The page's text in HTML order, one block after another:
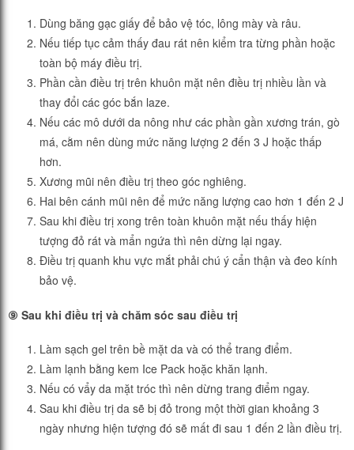
Dùng băng gạc giấy để bảo vệ tóc, lông mày và râu.
Nếu tiếp tục cảm thấy đau rát nên kiểm tra từng phần hoặc
toàn bộ máy điều trị.
Phần cần điều trị trên khuôn mặt nên điều trị nhiều lần và
thay đổi các góc bắn laze.
Nếu các mô dưới da nông như các phần gần xương trán, gò
má, cằm nên dùng mức năng lượng 2 đến 3 J hoặc thấp
hơn.
Xương mũi nên điều trị theo góc nghiêng.
Hai bên cánh mũi nên để mức năng lượng cao hơn 1 đến 2 J
Sau khi điều trị xong trên toàn khuôn mặt nếu thấy hiện
tượng đỏ rát và mẩn ngứa thì nên dừng lại ngay.
Điều trị quanh khu vực mắt phải chú ý cẩn thận và đeo kính
bảo vệ.
⑨ Sau khi điều trị và chăm sóc sau điều trị
Làm sạch gel trên bề mặt da và có thể trang điểm.
Làm lạnh bằng kem Ice Pack hoặc khăn lạnh.
Nếu có vẩy da mặt tróc thì nên dừng trang điểm ngay.
Sau khi điều trị da sẽ bị đỏ trong một thời gian khoảng 3
ngày nhưng hiện tượng đó sẽ mất đi sau 1 đến 2 lần điều trị.